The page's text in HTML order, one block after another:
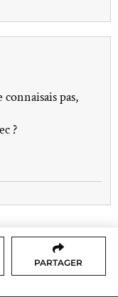
pas,
?
PARTAGER